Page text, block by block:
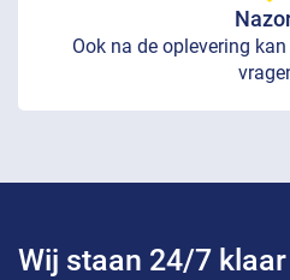
Ook na de oplevering
Wij staan 24/7